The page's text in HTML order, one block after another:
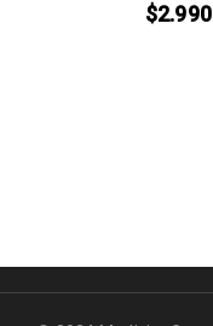
$2.990